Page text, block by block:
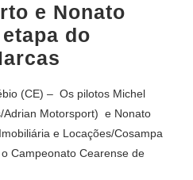
e Nonato
do
(CE) – Os pilotos Michel
Adrian Motorsport) e Nonato
e Locações/Cosampa
Campeonato Cearense de